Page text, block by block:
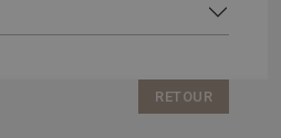
RETOUR